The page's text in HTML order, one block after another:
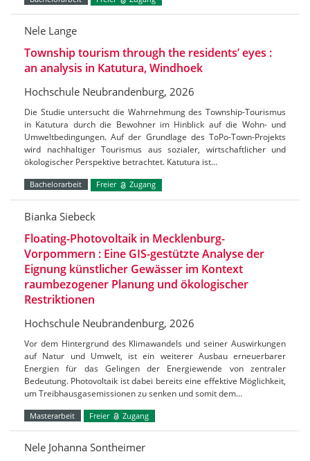
Nele Lange
Township tourism through the residents’ eyes :
an analysis in Katutura, Windhoek
Hochschule Neubrandenburg, 2026
Die Studie untersucht die Wahrnehmung des Township-Tourismus
in Katutura durch die Bewohner im Hinblick auf die Wohn- und
Umweltbedingungen. Auf der Grundlage des ToPo-Town-Projekts
wird nachhaltiger Tourismus aus sozialer, wirtschaftlicher und
ökologischer Perspektive betrachtet. Katutura ist…
Bachelorarbeit Freier Zugang
Bianka Siebeck
Floating-Photovoltaik in Mecklenburg-
Vorpommern : Eine GIS-gestützte Analyse der
Eignung künstlicher Gewässer im Kontext
raumbezogener Planung und ökologischer
Restriktionen
Hochschule Neubrandenburg, 2026
Vor dem Hintergrund des Klimawandels und seiner Auswirkungen
auf Natur und Umwelt, ist ein weiterer Ausbau erneuerbarer
Energien für das Gelingen der Energiewende von zentraler
Bedeutung. Photovoltaik ist dabei bereits eine effektive Möglichkeit,
um Treibhausgasemissionen zu senken und somit dem…
Masterarbeit Freier Zugang
Nele Johanna Sontheimer